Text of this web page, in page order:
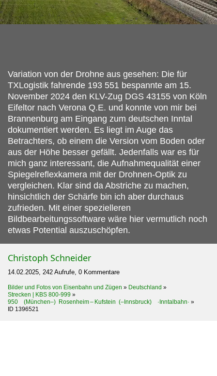
Variation von der Drohne aus gesehen: Die für
TXLogistik fahrende 193 551 bespannte am 15.
November 2024 den KLV-Zug DGS 43155 von Köln
Eifeltor nach Verona Q.E. und konnte von mir bei
Brannenburg am Eingang zum deutschen Inntal
dokumentiert werden. Es liegt im Auge das
Betrachters, ob einem die Version vom Boden oder
aus der Höhe besser gefällt. Jedenfalls war es für
mich ganz interessant, die Aufnahmequalität einer
Spiegelreflexkamera mit der Drohnen-Optik zu
vergleichen. Klar sind da Abstriche zu machen,
hinsichtlich der Schärfe bin ich aber durchaus
zufrieden. Mit einer spezielleren
Bildbearbeitungssoftware wäre hier vermutlich noch
etwas Potential auszuschöpfen.
Christoph Schneider
14.02.2025, 242 Aufrufe, 0 Kommentare
Bilder und Fotos von Eisenbahn und Zügen » Deutschland »
Strecken | KBS 800-999 »
950 (München–) Rosenheim – Kufstein (–Innsbruck) ·Inntalbahn· »
ID 1396521